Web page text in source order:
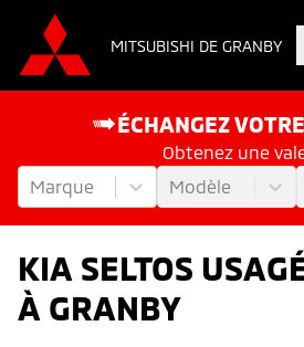
MITSUBISHI DE GRANBY
ÉCHANGEZ
Obtenez une
Marque
Modèle
KIA SELTOS
À GRANBY